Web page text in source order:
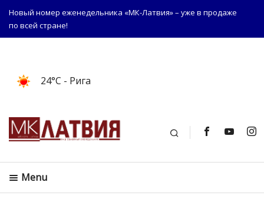
Новый номер еженедельника «МК-Латвия» – уже в продаже
по всей стране!
24°C - Рига
Поиск
Menu